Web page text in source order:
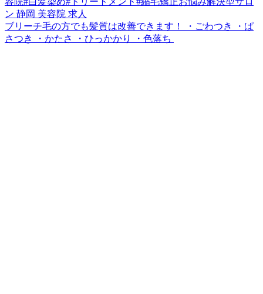
ブリーチ毛の方でも髪質は改善できます！ ・ごわつき ・ぱ
さつき ・かたさ ・ひっかかり ・色落ち ⁡